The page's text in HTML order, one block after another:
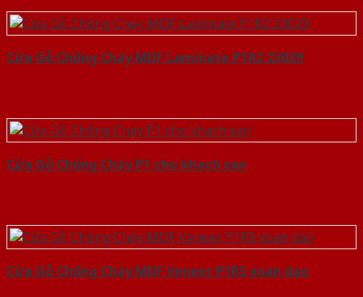
Cửa Gỗ Chống Cháy MDF Laminate P1R2 23029
Cửa Gỗ Chống Cháy P1 cho khach san
Cửa Gỗ Chống Cháy MDF Veneer P1R5 xoan dao